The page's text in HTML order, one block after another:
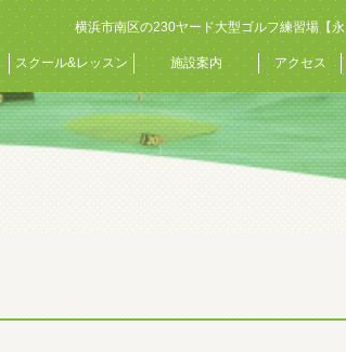
横浜市南区の230ヤード大型ゴルフ練習場【
スクール&レッスン 施設案内 アクセス